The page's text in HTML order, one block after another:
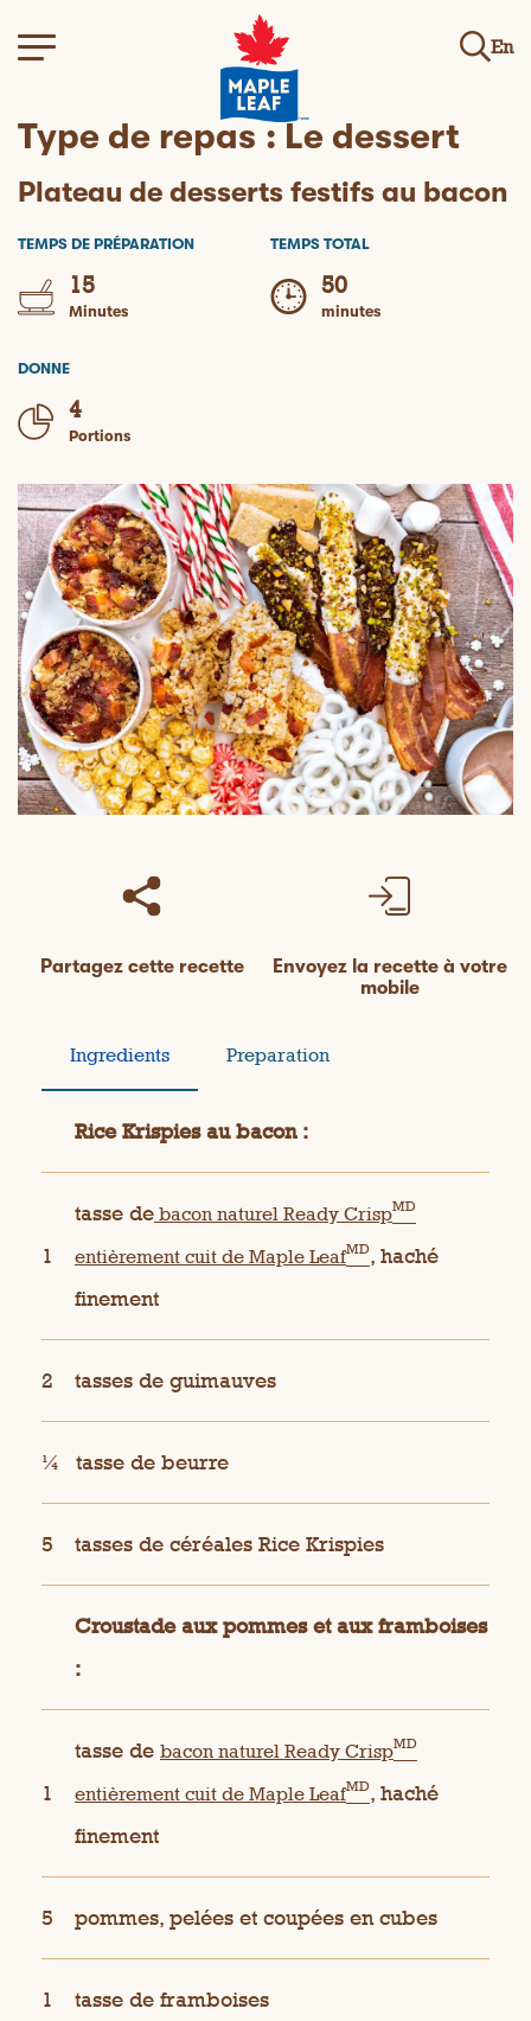
En
Type de repas : Le dessert
Plateau de desserts festifs au bacon
TEMPS DE PRÉPARATION
15
Minutes
TEMPS TOTAL
50
minutes
DONNE
4
Portions
Partagez cette recette
Envoyez la recette à votre
mobile
Ingredients Preparation
Rice Krispies au bacon :
1
tasse de bacon naturel Ready CrispMD
entièrement cuit de Maple LeafMD, haché
finement
2 tasses de guimauves
¼ tasse de beurre
5 tasses de céréales Rice Krispies
Croustade aux pommes et aux framboises
:
1
tasse de bacon naturel Ready CrispMD
entièrement cuit de Maple LeafMD, haché
finement
5 pommes, pelées et coupées en cubes
1 tasse de framboises